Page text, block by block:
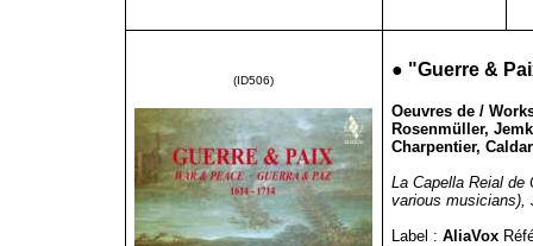
(ID506) ● "Guerre &
Oeuvres de /
Rosenmüller,
Charpentier,
La Capella Reial
various musicians),
Label : AliaVox